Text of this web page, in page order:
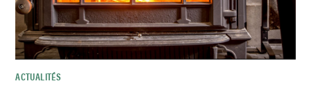
ACTUALITÉS